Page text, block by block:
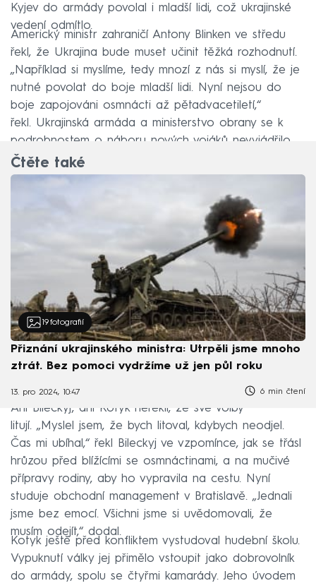
Kyjev do armády povolal i mladší lidi, což ukrajinské
vedení odmítlo.
Americký ministr zahraničí Antony Blinken ve středu
řekl, že Ukrajina bude muset učinit těžká rozhodnutí.
„Například si myslíme, tedy mnozí z nás si myslí, že je
nutné povolat do boje mladší lidi. Nyní nejsou do
boje zapojováni osmnácti až pětadvacetiletí,“
řekl. Ukrajinská armáda a ministerstvo obrany se k
podrobnostem o náboru nových vojáků nevyjádřilo.
Čtěte také
19 fotografií
Přiznání ukrajinského ministra: Utrpěli jsme mnoho
ztrát. Bez pomoci vydržíme už jen půl roku
13. pro 2024, 10:47 6 min čtení
Ani Bileckyj, ani Kotyk neřekli, že své volby
litují. „Myslel jsem, že bych litoval, kdybych neodjel.
Čas mi ubíhal,“ řekl Bileckyj ve vzpomínce, jak se třásl
hrůzou před blížícími se osmnáctinami, a na mučivé
přípravy rodiny, aby ho vypravila na cestu. Nyní
studuje obchodní management v Bratislavě. „Jednali
jsme bez emocí. Všichni jsme si uvědomovali, že
musím odejít,“ dodal.
Kotyk ještě před konfliktem vystudoval hudební školu.
Vypuknutí války jej přimělo vstoupit jako dobrovolník
do armády, spolu se čtyřmi kamarády. Jeho úvodem